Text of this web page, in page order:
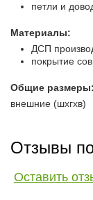
петли и
Материалы:
ДСП
покрытие
Общие размеры:
внешние (шxгxв)
Отзывы
Оставить